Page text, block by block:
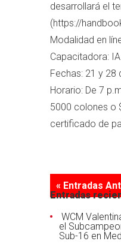
desarrollará el
(https://
Modalidad en
Capacitadora:
Fechas: 21 y 28
Horario: De 7
5000 colones o
certificado de
« Entradas
Entradas
WCM
el
Sub-16 en